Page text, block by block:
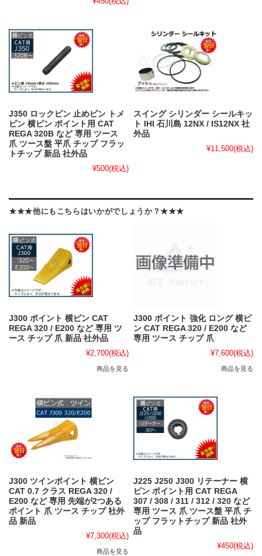
J350 ロックピン 止めピン トメ
ピン 横ピン ポイント用 CAT
REGA 320B など 専用 ツース
爪 ツース盤 平爪 チップ フラッ
トチップ 新品 社外品
¥500(税込)
スイング シリンダー シールキッ
ト IHI 石川島 12NX / IS12NX 社
外品
¥11,500(税込)
★★★他にもこちらはいかがでしょうか？★★★
J300 ポイント 横ピン CAT
REGA 320 / E200 など 専用 ツ
ース チップ 爪 新品 社外品
¥2,700(税込)
商品を見る
J300 ポイント 強化 ロング 横ピ
ン CAT REGA 320 / E200 など
専用 ツース チップ 爪
¥7,600(税込)
商品を見る
J300 ツインポイント 横ピン
CAT 0.7 クラス REGA 320 /
E200 など 専用 先端が2つある
ポイント 爪 ツース チップ 社外
品 新品
¥7,300(税込)
商品を見る
J225 J250 J300 リテーナー 横
ピン ポイント用 CAT REGA
307 / 308 / 311 / 312 / 320 など
専用 ツース 爪 ツース盤 平爪 チ
ップ フラットチップ 新品 社外
品
¥450(税込)